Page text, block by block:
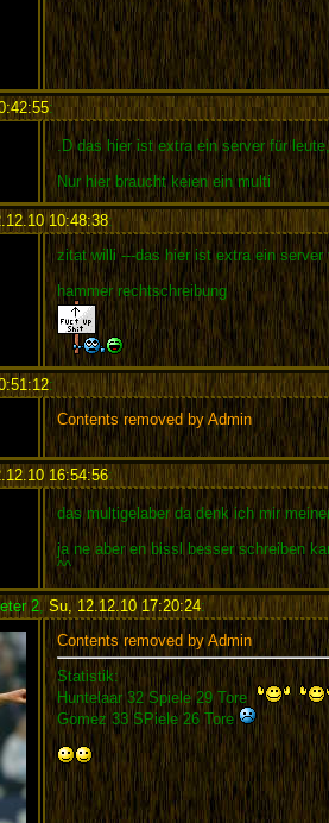
:
.D das hier ist extra ein server für
Nur hier braucht keien ein multi
10:48:38:
zitat willi ---das hier ist extra ein
hammer rechtschreibung
:
Contents removed by Admin
16:54:56:
das multigelaber da denk ich mir
ja ne aber en bissl besser schreiben
^^
2,Su, 12.12.10 17:20:24:
Contents removed by Admin
Statistik:
Huntelaar 32 Spiele 29 Tore
Gomez 33 SPiele 26 Tore